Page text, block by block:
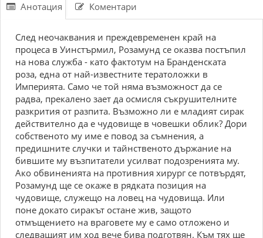
Анотация Коментари
След неочаквания и преждевременен край на
процеса в Уинстърмил, Розамунд се оказва постъпил
на нова служба - като фактотум на Бранденската
роза, една от най-известните тератоложки в
Империята. Само че той няма възможност да се
радва, прекалено зает да осмисля съкрушителните
разкрития от разпита. Възможно ли е младият сирак
действително да е чудовище в човешки облик? Дори
собственото му име е повод за съмнения, а
предишните случки и тайнственото държание на
бившите му възпитатели усилват подозренията му.
Ако обвиненията на противния хирург се потвърдят,
Розамунд ще се окаже в рядката позиция на
чудовище, служещо на ловец на чудовища. Или
поне докато сиракът остане жив, защото
отмъщението на враговете му е само отложено и
следващият им ход вече бива подготвян. Към тях ще